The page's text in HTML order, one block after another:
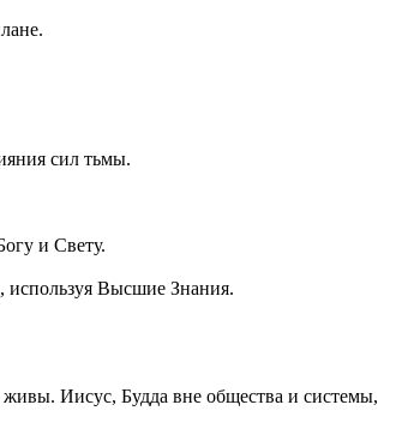
сил тьмы.
и Свету.
используя Высшие Знания.
Иисус, Будда вне общества и системы,